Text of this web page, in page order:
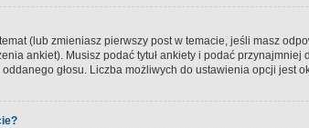
(lub zmieniasz pierwszy post w temacie, jeśli masz
ankiet). Musisz podać tytuł ankiety i podać
głosu. Liczba możliwych do ustawienia opcji jest